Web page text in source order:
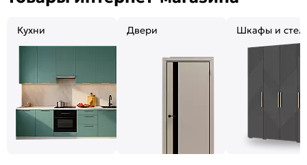
Кухни Двери Шкафы и